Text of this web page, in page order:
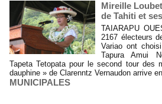
Mireille
de Tahiti et
TAIARAPU
2167 électeurs
Variao ont
Tapura Amui
Tapeta Tetopata pour le second tour des
dauphine » de Clarenntz Vernaudon arrive
MUNICIPALES